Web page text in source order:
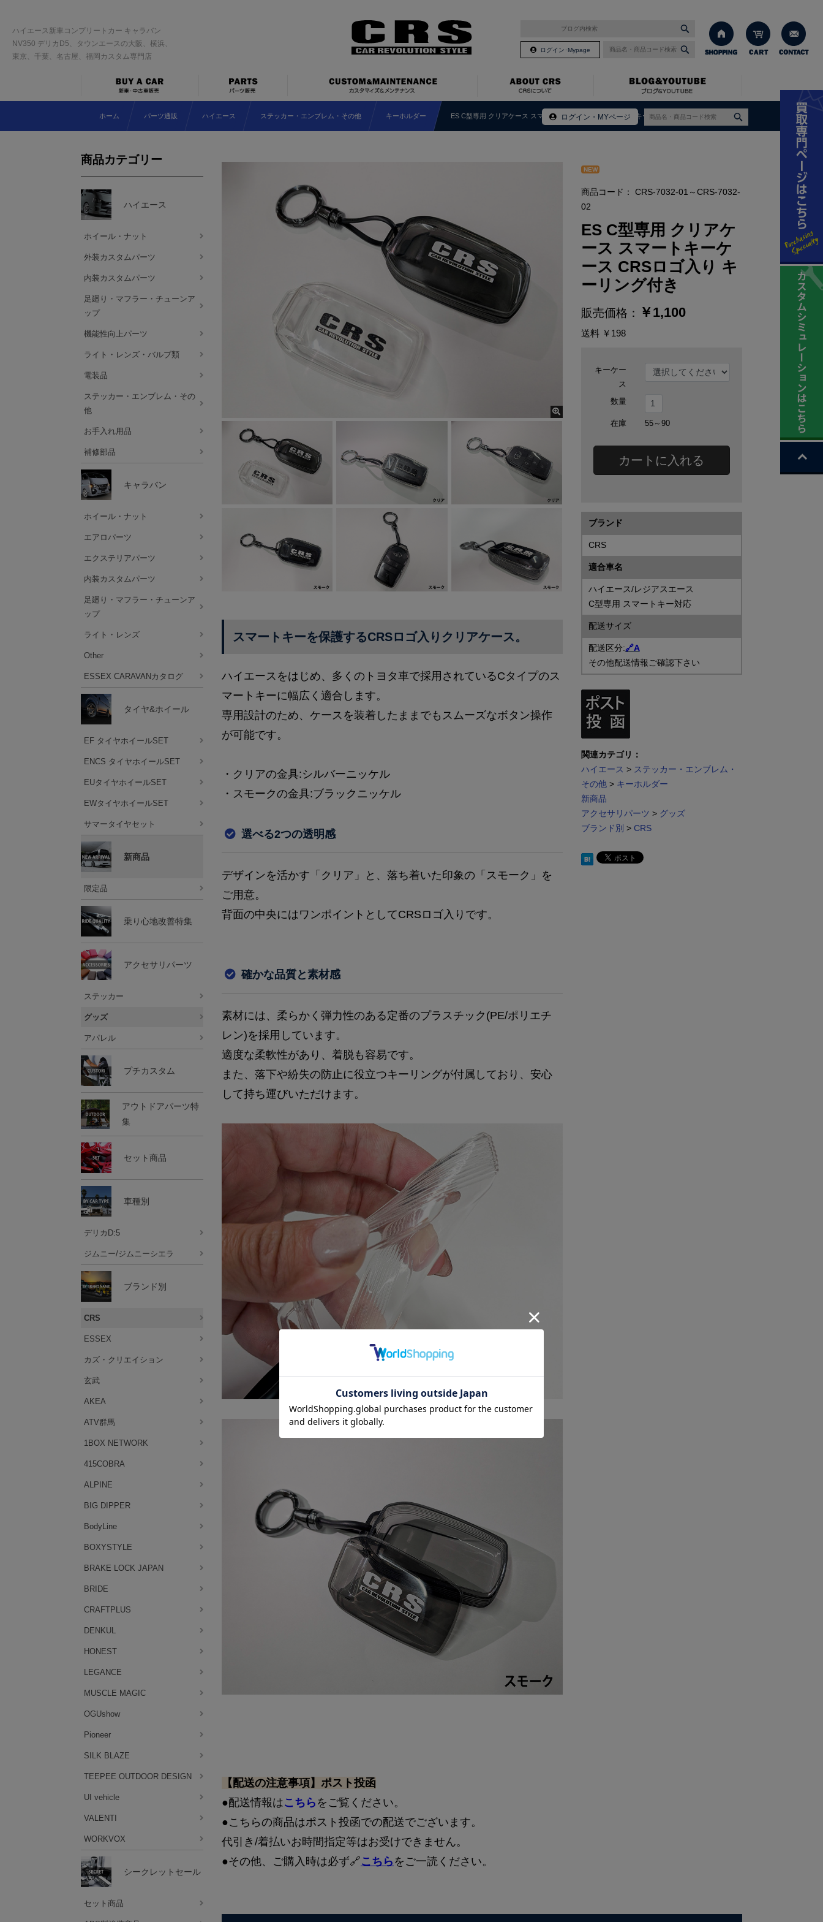
ハイエース新車コンプリートカー キャラバン
NV350 デリカD5、タウンエースの大阪、横浜、
東京、千葉、名古屋、福岡カスタム専門店
ログイン･Mypage
ログイン・MYページ
ホーム パーツ通販 ハイエース ステッカー・エンブレム・その他 キーホルダー ES C型専用 クリアケース スマートキーケース CRSロゴ入り キーリング付き
スマートキーを保護するCRSロゴ入りクリアケース。
ハイエースをはじめ、多くのトヨタ車で採用されているCタイプのス
マートキーに幅広く適合します。
専用設計のため、ケースを装着したままでもスムーズなボタン操作
が可能です。
・クリアの金具:シルバーニッケル
・スモークの金具:ブラックニッケル
選べる2つの透明感
デザインを活かす「クリア」と、落ち着いた印象の「スモーク」を
ご用意。
背面の中央にはワンポイントとしてCRSロゴ入りです。
確かな品質と素材感
素材には、柔らかく弾力性のある定番のプラスチック(PE/ポリエチ
レン)を採用しています。
適度な柔軟性があり、着脱も容易です。
また、落下や紛失の防止に役立つキーリングが付属しており、安心
して持ち運びいただけます。
【配送の注意事項】ポスト投函
●配送情報はこちら をご覧ください。
●こちらの商品はポスト投函での配送でございます。
代引き/着払いお時間指定等はお受けできません。
●その他、ご購入時は必ず🔗こちら をご一読ください。
NEW
商品コード： CRS-7032-01～CRS-7032-
02
ES C型専用 クリアケ
ース スマートキーケ
ース CRSロゴ入り キ
ーリング付き
販売価格： ￥1,100
送料 ￥198
キーケー
ス
数量
在庫 55～90
カートに入れる
ブランド
CRS
適合車名
ハイエース/レジアスエース
C型専用 スマートキー対応
配送サイズ
配送区分:🔗A
その他配送情報ご確認下さい
関連カテゴリ：
ハイエース > ステッカー・エンブレム・
その他> キーホルダー
新商品
アクセサリパーツ > グッズ
ブランド別 > CRS
商品カテゴリー
ハイエース
ホイール・ナット
外装カスタムパーツ
内装カスタムパーツ
足廻り・マフラー・チューンア
ップ
機能性向上パーツ
ライト・レンズ・バルブ類
電装品
ステッカー・エンブレム・その
他
お手入れ用品
補修部品
キャラバン
ホイール・ナット
エアロパーツ
エクステリアパーツ
内装カスタムパーツ
足廻り・マフラー・チューンア
ップ
ライト・レンズ
Other
ESSEX CARAVANカタログ
タイヤ&ホイール
EF タイヤホイールSET
ENCS タイヤホイールSET
EUタイヤホイールSET
EWタイヤホイールSET
サマータイヤセット
新商品
限定品
乗り心地改善特集
アクセサリパーツ
ステッカー
グッズ
アパレル
プチカスタム
アウトドアパーツ特
集
セット商品
車種別
デリカD:5
ジムニー/ジムニーシエラ
ブランド別
CRS
ESSEX
カズ・クリエイション
玄武
AKEA
ATV群馬
1BOX NETWORK
415COBRA
ALPINE
BIG DIPPER
BodyLine
BOXYSTYLE
BRAKE LOCK JAPAN
BRIDE
CRAFTPLUS
DENKUL
HONEST
LEGANCE
MUSCLE MAGIC
OGUshow
Pioneer
SILK BLAZE
TEEPEE OUTDOOR DESIGN
UI vehicle
VALENTI
WORKVOX
シークレットセール
セット商品